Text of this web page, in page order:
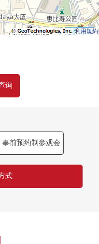
利用規約
询
事前预约制参观会
式